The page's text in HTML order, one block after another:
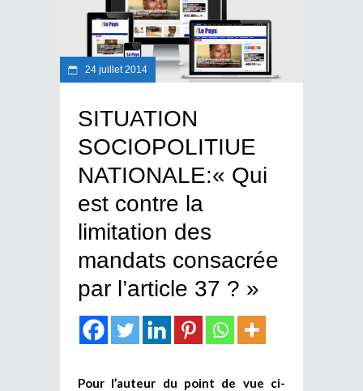
24 juillet 2014
SITUATION
SOCIOPOLITIUE
NATIONALE:« Qui
est contre la
limitation des
mandats consacrée
par l’article 37 ? »
Pour l’auteur du point de vue ci-